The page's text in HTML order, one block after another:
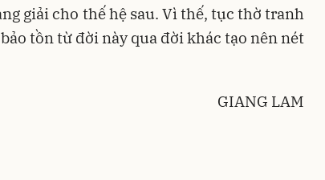
giải cho thế hệ sau. Vì thế, tục thờ tranh
tồn từ đời này qua đời khác tạo nên nét
GIANG LAM